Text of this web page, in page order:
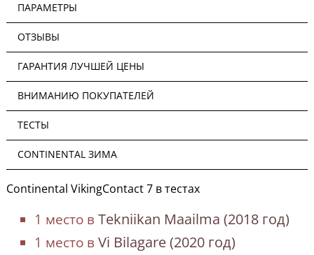
ПАРАМЕТРЫ
ОТЗЫВЫ
ГАРАНТИЯ ЛУЧШЕЙ ЦЕНЫ
ВНИМАНИЮ ПОКУПАТЕЛЕЙ
ТЕСТЫ
CONTINENTAL ЗИМА
Continental VikingContact 7 в тестах
1 место в Tekniikan Maailma (2018 год)
1 место в Vi Bilagare (2020 год)